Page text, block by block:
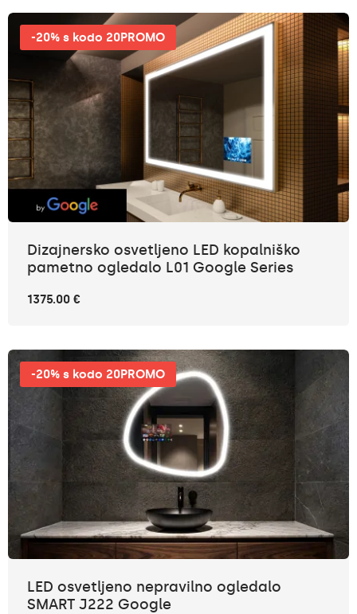
-20% s kodo 20PROMO
Dizajnersko osvetljeno LED kopalniško
pametno ogledalo L01 Google Series
1375.00 €
-20% s kodo 20PROMO
LED osvetljeno nepravilno ogledalo
SMART J222 Google